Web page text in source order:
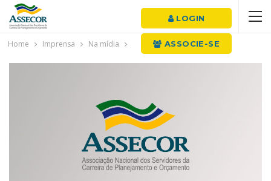
LOGIN
ASSOCIE-SE
Home Imprensa Na mídia